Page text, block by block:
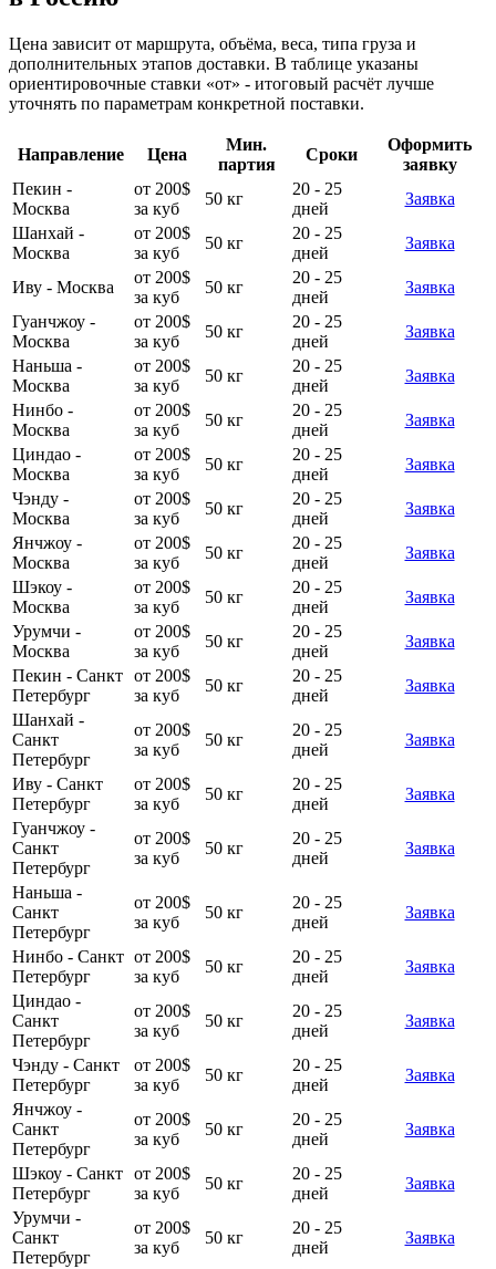
Цена зависит от маршрута, объёма, веса, типа груза и
дополнительных этапов доставки. В таблице указаны
ориентировочные ставки «от» - итоговый расчёт лучше
уточнять по параметрам конкретной поставки.
Направление Цена
Мин.
партия
Сроки
Оформить
заявку
Пекин -
Москва
от 200$
за куб
50 кг
20 - 25
дней
Заявка
Шанхай -
Москва
от 200$
за куб
50 кг
20 - 25
дней
Заявка
Иву - Москва
от 200$
за куб
50 кг
20 - 25
дней
Заявка
Гуанчжоу -
Москва
от 200$
за куб
50 кг
20 - 25
дней
Заявка
Наньша -
Москва
от 200$
за куб
50 кг
20 - 25
дней
Заявка
Нинбо -
Москва
от 200$
за куб
50 кг
20 - 25
дней
Заявка
Циндао -
Москва
от 200$
за куб
50 кг
20 - 25
дней
Заявка
Чэнду -
Москва
от 200$
за куб
50 кг
20 - 25
дней
Заявка
Янчжоу -
Москва
от 200$
за куб
50 кг
20 - 25
дней
Заявка
Шэкоу -
Москва
от 200$
за куб
50 кг
20 - 25
дней
Заявка
Урумчи -
Москва
от 200$
за куб
50 кг
20 - 25
дней
Заявка
Пекин - Санкт
Петербург
от 200$
за куб
50 кг
20 - 25
дней
Заявка
Шанхай -
Санкт
Петербург
от 200$
за куб
50 кг
20 - 25
дней
Заявка
Иву - Санкт
Петербург
от 200$
за куб
50 кг
20 - 25
дней
Заявка
Гуанчжоу -
Санкт
Петербург
от 200$
за куб
50 кг
20 - 25
дней
Заявка
Наньша -
Санкт
Петербург
от 200$
за куб
50 кг
20 - 25
дней
Заявка
Нинбо - Санкт
Петербург
от 200$
за куб
50 кг
20 - 25
дней
Заявка
Циндао -
Санкт
Петербург
от 200$
за куб
50 кг
20 - 25
дней
Заявка
Чэнду - Санкт
Петербург
от 200$
за куб
50 кг
20 - 25
дней
Заявка
Янчжоу -
Санкт
Петербург
от 200$
за куб
50 кг
20 - 25
дней
Заявка
Шэкоу - Санкт
Петербург
от 200$
за куб
50 кг
20 - 25
дней
Заявка
Урумчи -
Санкт
Петербург
от 200$
за куб
50 кг
20 - 25
дней
Заявка